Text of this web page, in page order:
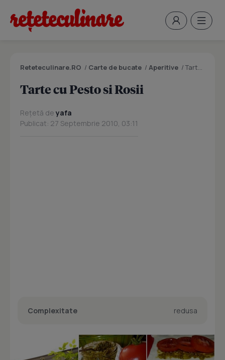
Reteteculinare.RO / Carte de bucate / Aperitive /Tarte cu Pesto si Rosii
Tarte cu Pesto si Rosii
Rețetă de yafa
Publicat: 27 Septembrie 2010, 03:11
Complexitate redusa